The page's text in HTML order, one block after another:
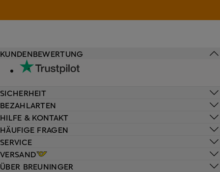
HILFE & KONTAKT
HÄUFIGE FRAGEN
SERVICE
VERSAND
KUNDENBEWERTUNG
SICHERHEIT
BEZAHLARTEN
ÜBER BREUNINGER